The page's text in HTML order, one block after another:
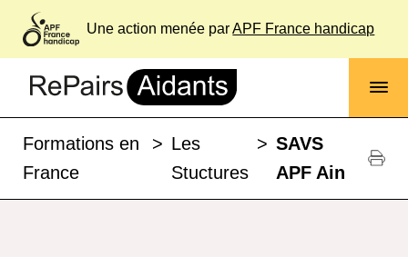
Une action menée parAPF France handicap
Formations en
France
> Les
Stuctures
> SAVS
APF Ain